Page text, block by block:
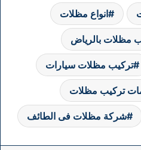
انواع مظلات
مظلات بالرياض
تركيب مظلات سيارات
تركيب مظلات
شركة مظلات فى الطائف